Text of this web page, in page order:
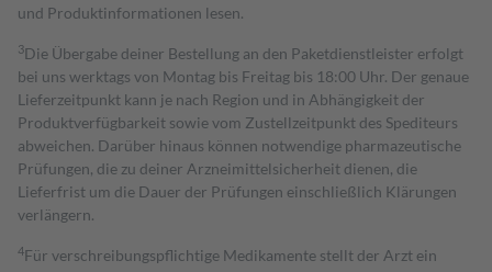
und Produktinformationen lesen.
3Die Übergabe deiner Bestellung an den Paketdienstleister erfolgt
bei uns werktags von Montag bis Freitag bis 18:00 Uhr. Der genaue
Lieferzeitpunkt kann je nach Region und in Abhängigkeit der
Produktverfügbarkeit sowie vom Zustellzeitpunkt des Spediteurs
abweichen. Darüber hinaus können notwendige pharmazeutische
Prüfungen, die zu deiner Arzneimittelsicherheit dienen, die
Lieferfrist um die Dauer der Prüfungen einschließlich Klärungen
verlängern.
4Für verschreibungspflichtige Medikamente stellt der Arzt ein